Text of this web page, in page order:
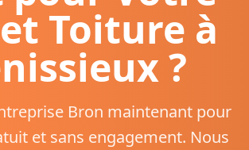
Toiture à
?
Bron maintenant pour
et sans engagement. Nous